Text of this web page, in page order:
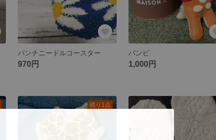
パンチニードルコースター
970円
バンビ
1,000円
残り1点